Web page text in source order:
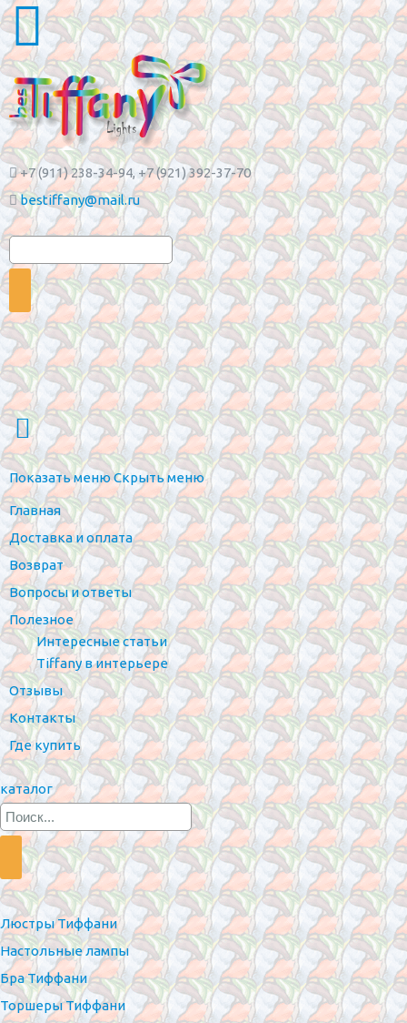
+7 (911) 238-34-94, +7 (921) 392-37-70
bestiffany@mail.ru
Показать менюСкрыть меню
Главная
Доставка и оплата
Возврат
Вопросы и ответы
Полезное
Интересные статьи
Tiffany в интерьере
Отзывы
Контакты
Где купить
каталог
Люстры Тиффани
Настольные лампы
Бра Тиффани
Торшеры Тиффани